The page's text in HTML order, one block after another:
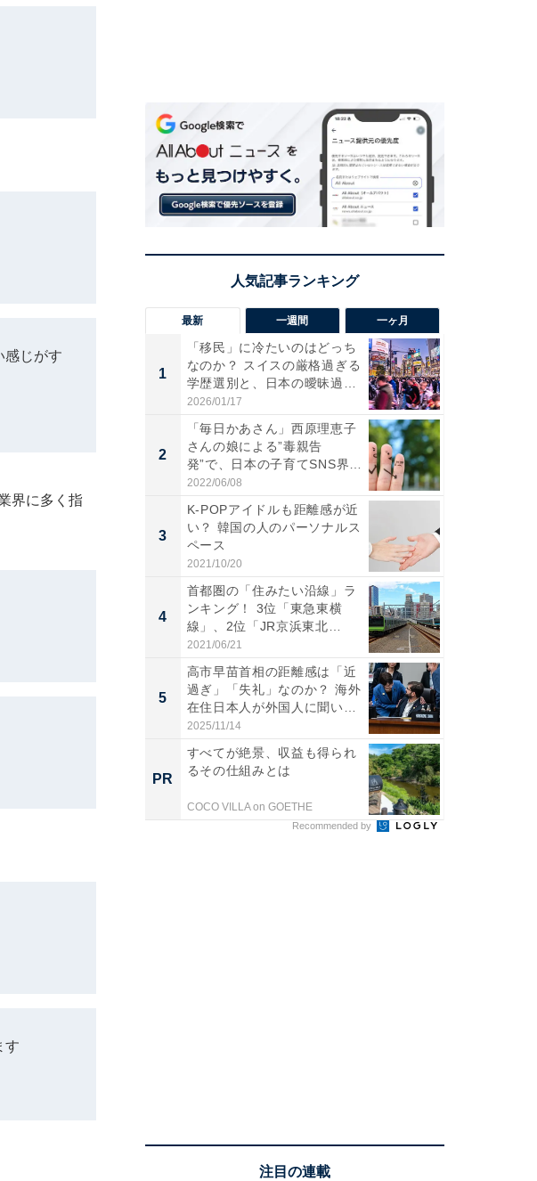
感じがす
界に多く指
す
最新 一週間 一ヶ月
1
「移民」に冷たいのはどっち
なのか？ スイスの厳格過ぎる
学歴選別と、日本の曖昧過
ぎ...
2026/01/17
2
「毎日かあさん」西原理恵子
さんの娘による”毒親告
発”で、日本の子育てSNS界隈
が...
2022/06/08
3
K-POPアイドルも距離感が近
い？ 韓国の人のパーソナルス
ペース
2021/10/20
4
首都圏の「住みたい沿線」ラ
ンキング！ 3位「東急東横
線」、2位「JR京浜東北
線」...
2021/06/21
5
高市早苗首相の距離感は「近
過ぎ」「失礼」なのか？ 海外
在住日本人が外国人に聞い
て...
2025/11/14
PR
すべてが絶景、収益も得られ
るその仕組みとは
COCO VILLA on GOETHE
Recommended by
注目の連載